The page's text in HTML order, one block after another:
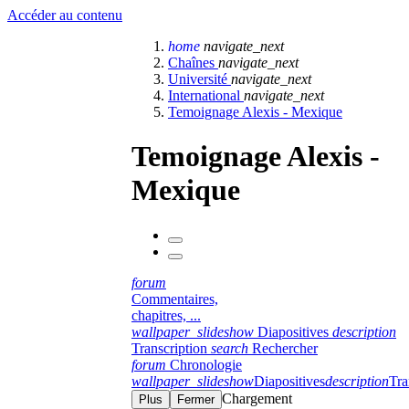
Accéder au contenu
home navigate_next
Chaînes navigate_next
Université navigate_next
International navigate_next
Temoignage Alexis - Mexique
Temoignage Alexis -
Mexique
forum
Commentaires,
chapitres, ...
wallpaper_slideshow Diapositives description
Transcription search Rechercher
forum Chronologie
wallpaper_slideshowDiapositivesdescription
Plus Fermer Chargement